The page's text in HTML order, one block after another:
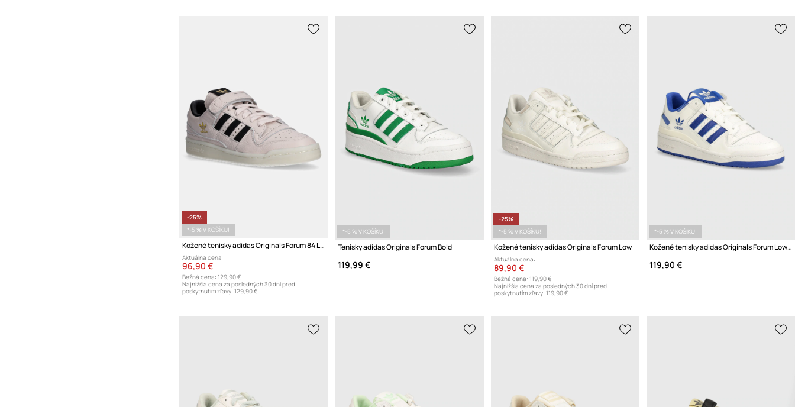
-25%
*-5 % V KOŠÍKU!
Kožené tenisky adidas Originals Forum 84 Low
Aktuálna cena:
96,90 €
Bežná cena: 129,90 €
Najnižšia cena za posledných 30 dní pred
poskytnutím zľavy: 129,90 €
*-5 % V KOŠÍKU!
Tenisky adidas Originals Forum Bold
119,99 €
-25%
*-5 % V KOŠÍKU!
Kožené tenisky adidas Originals Forum Low
Aktuálna cena:
89,90 €
Bežná cena: 119,90 €
Najnižšia cena za posledných 30 dní pred
poskytnutím zľavy: 119,90 €
*-5 % V KOŠÍKU!
Kožené tenisky adidas Originals Forum Low CL
119,90 €